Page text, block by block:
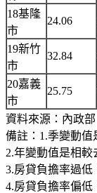
18基隆
市
24.06
19新竹
市
32.84
20嘉義
市
25.75
資料來源：內政部
備註：1.季變動值
2.年變動值是相較
3.房貸負擔率過低
4.房貸負擔率偏低